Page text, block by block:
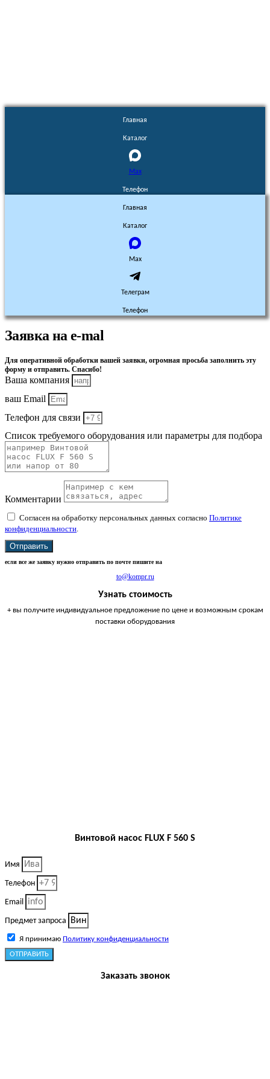
Главная
Каталог
Max
Телефон
Главная
Каталог
Max
Телеграм
Телефон
Заявка на e-mal
Для оперативной обработки вашей заявки, огромная просьба заполнить эту
форму и отправить. Спасибо!
Ваша компания
ваш Email
Телефон для связи
Список требуемого оборудования или параметры для подбора
Комментарии
Согласен на обработку персональных данных согласно Политике
конфиденциальности.
Отправить
если все же заявку нужно отправить по почте пишите на
to@kompr.ru
Узнать стоимость
+ вы получите индивидуальное предложение по цене и возможным срокам
поставки оборудования
Винтовой насос FLUX F 560 S
Имя
Телефон
Email
Предмет запроса
Я принимаю Политику конфиденциальности
ОТПРАВИТЬ
Заказать звонок